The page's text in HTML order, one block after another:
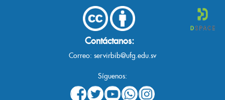
Contáctanos:
Correo: servirbib@ufg.edu.sv
Síguenos: